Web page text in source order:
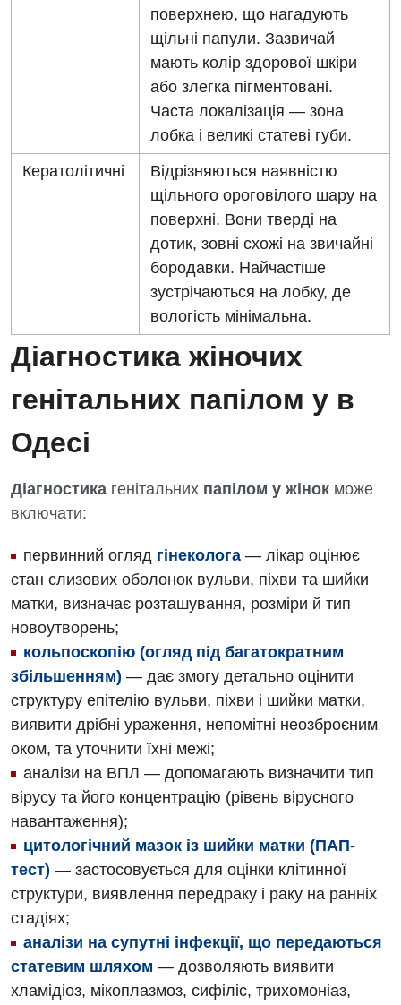
Педіатричне відділення
Терапевтичне відділення
Травматологія і ортопедія
Урологічне відділення
Хірургічне відділення
Для дітей
Дитяча алергологія
Дитяча гінекологія
Дитяча ендокринологія
Дитяча кардіоревматологія
Дитяча неврологія
Дитяча ортопедія і травматологія
Дитяча оториноларингологія
Дитяча офтальмологія
Дитяча урологія
Дитяча хірургія
Педіатрія
поверхнею, що нагадують
щільні папули. Зазвичай
мають колір здорової шкіри
або злегка пігментовані.
Часта локалізація — зона
лобка і великі статеві губи.
Кератолітичні
Відрізняються наявністю
щільного ороговілого шару на
поверхні. Вони тверді на
дотик, зовні схожі на звичайні
бородавки. Найчастіше
зустрічаються на лобку, де
вологість мінімальна.
Діагностика жіночих
генітальних папілом у в
Одесі
Діагностика генітальних папілом у жінок може
включати:
первинний огляд гінеколога — лікар оцінює
стан слизових оболонок вульви, піхви та шийки
матки, визначає розташування, розміри й тип
новоутворень;
кольпоскопію (огляд під багатократним
збільшенням) — дає змогу детально оцінити
структуру епітелію вульви, піхви і шийки матки,
виявити дрібні ураження, непомітні неозброєним
оком, та уточнити їхні межі;
аналізи на ВПЛ — допомагають визначити тип
вірусу та його концентрацію (рівень вірусного
навантаження);
цитологічний мазок із шийки матки (ПАП-
тест) — застосовується для оцінки клітинної
структури, виявлення передраку і раку на ранніх
стадіях;
аналізи на супутні інфекції, що передаються
статевим шляхом — дозволяють виявити
хламідіоз, мікоплазмоз, сифіліс, трихомоніаз,